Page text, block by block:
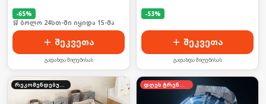
-65%
🛒 ბოლო 24სთ-ში იყიდა 15-მა
შეკვეთა
გადახდა მიღებისას
-53%
შეკვეთა
გადახდა მიღებისას
რეკომენდებული დღეს ტრენდში